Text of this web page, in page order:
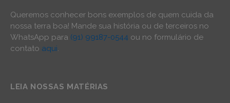
Queremos conhecer bons exemplos de quem cuida da
nossa terra boa! Mande sua história ou de terceiros no
WhatsApp para (91) 99187-0544 ou no formulário de
contato aqui.
LEIA NOSSAS MATÉRIAS